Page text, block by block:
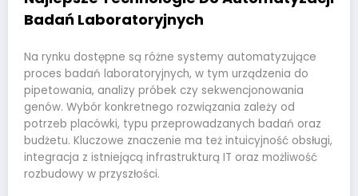
Badań Laboratoryjnych
Na rynku dostępne są różne systemy automatyzujące
proces badań laboratoryjnych, w tym urządzenia do
pipetowania, analizy próbek czy sekwencjonowania
genów. Wybór konkretnego rozwiązania zależy od
potrzeb placówki, typu przeprowadzanych badań oraz
budżetu. Kluczowe znaczenie ma też intuicyjność obsługi,
integracja z istniejącą infrastrukturą IT oraz możliwość
rozbudowy w przyszłości.